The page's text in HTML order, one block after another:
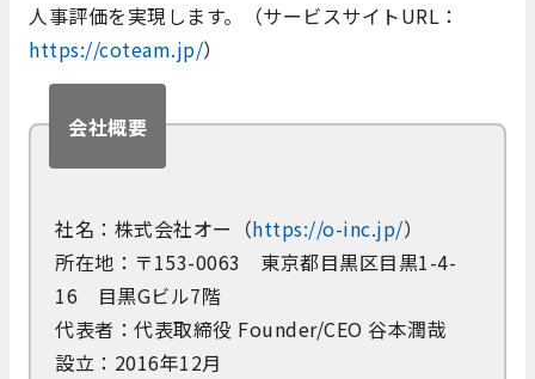
人事評価を実現します。（サービスサイトURL：
https://coteam.jp/）
会社概要
社名：株式会社オー（https://o-inc.jp/）
所在地：〒153-0063 東京都目黒区目黒1-4-
16 目黒Gビル7階
代表者：代表取締役 Founder/CEO 谷本潤哉
設立：2016年12月